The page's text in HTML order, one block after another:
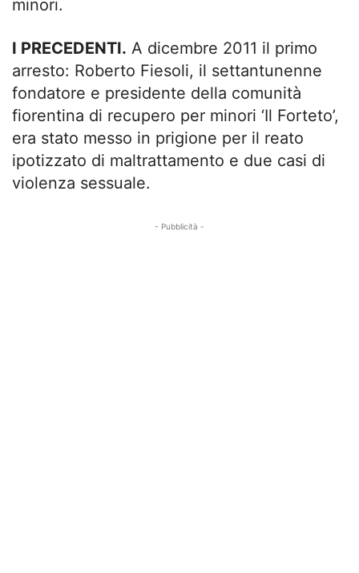
minori.
I PRECEDENTI. A dicembre 2011 il primo
arresto: Roberto Fiesoli, il settantunenne
fondatore e presidente della comunità
fiorentina di recupero per minori ‘Il Forteto’,
era stato messo in prigione per il reato
ipotizzato di maltrattamento e due casi di
violenza sessuale.
- Pubblicità -